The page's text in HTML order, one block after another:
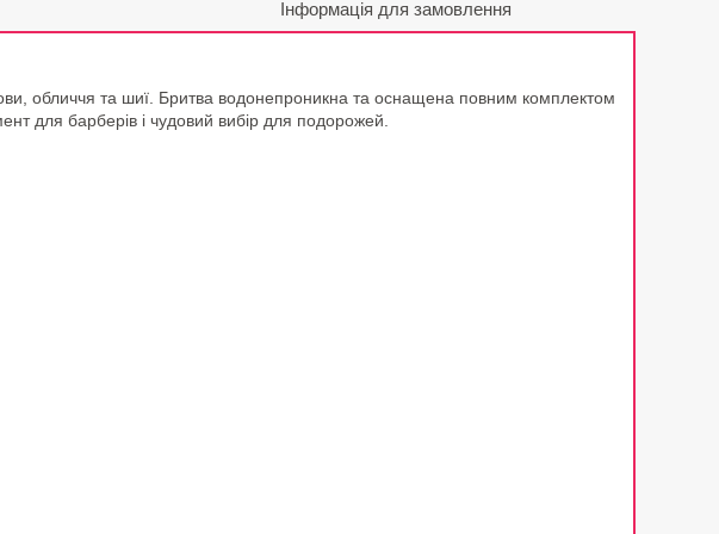
Інформація для замовлення
обличчя та шиї. Бритва водонепроникна та оснащена повним комплектом
для барберів і чудовий вибір для подорожей.